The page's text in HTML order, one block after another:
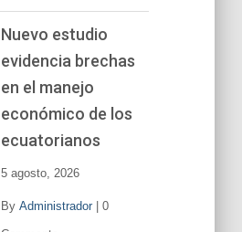
Nuevo estudio
evidencia brechas
en el manejo
económico de los
ecuatorianos
5 agosto, 2026
By Administrador| 0